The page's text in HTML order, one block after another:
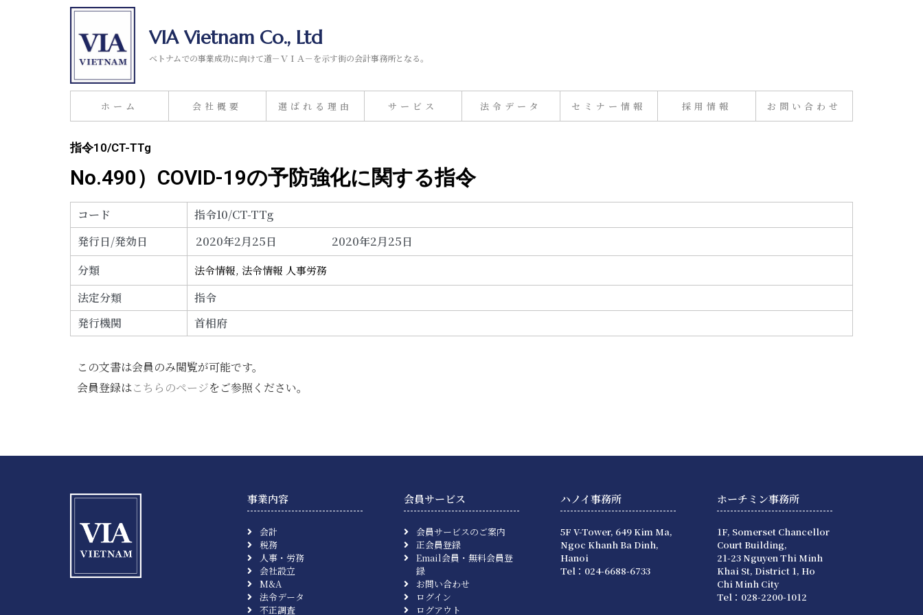
VIA Vietnam Co., Ltd
ベトナムでの事業成功に向けて道－ＶＩＡ－を示す街の会計事務所となる。
ホーム 会社概要 選ばれる理由 サービス 法令データ セミナー情報 採用情報 お問い合わせ
指令10/CT-TTg
No.490）COVID-19の予防強化に関する指令
コード
指令10/CT-TTg
発行日/発効日
2020年2月25日
2020年2月25日
分類
法令情報, 法令情報 人事労務
法定分類
指令
発行機関
首相府
この文書は会員のみ閲覧が可能です。
会員登録はこちらのページをご参照ください。
事業内容
会計
税務
人事・労務
会社設立
M&A
法令データ
不正調査
会員サービス
会員サービスのご案内
正会員登録
Email会員・無料会員登
録
お問い合わせ
ログイン
ログアウト
ハノイ事務所
5F V-Tower, 649 Kim Ma,
Ngoc Khanh Ba Dinh,
Hanoi
Tel：024-6688-6733
ホーチミン事務所
1F, Somerset Chancellor
Court Building,
21-23 Nguyen Thi Minh
Khai St, District 1, Ho
Chi Minh City
Tel：028-2200-1012